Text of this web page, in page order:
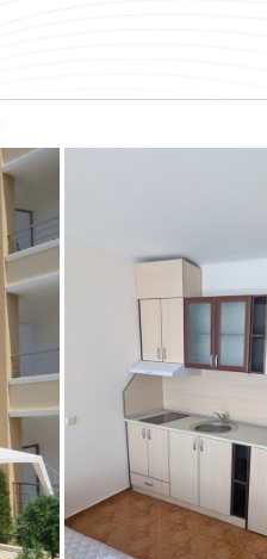
возможность для отдыха